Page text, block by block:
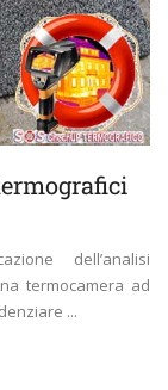
dell’analisi
termocamera ad
...